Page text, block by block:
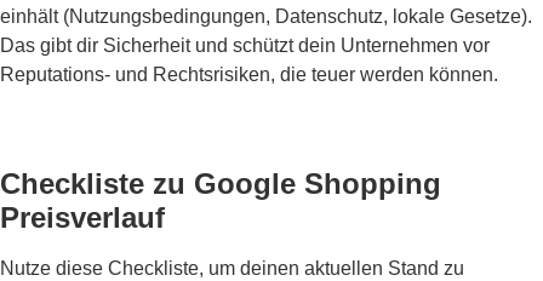
einhält (Nutzungsbedingungen, Datenschutz, lokale Gesetze).
Das gibt dir Sicherheit und schützt dein Unternehmen vor
Reputations- und Rechtsrisiken, die teuer werden können.
Checkliste zu Google Shopping
Preisverlauf
Nutze diese Checkliste, um deinen aktuellen Stand zu